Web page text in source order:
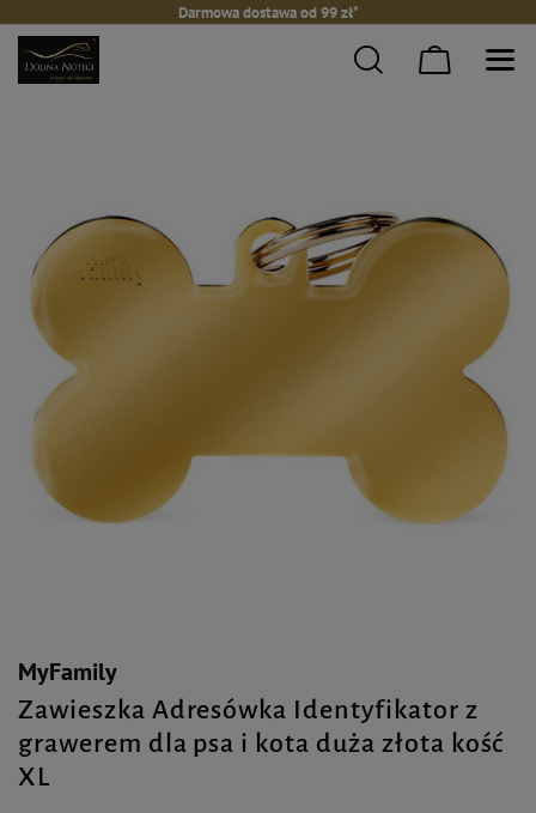
Darmowa dostawa od 99 zł*
MyFamily
Zawieszka Adresówka Identyfikator z
grawerem dla psa i kota duża złota kość
XL